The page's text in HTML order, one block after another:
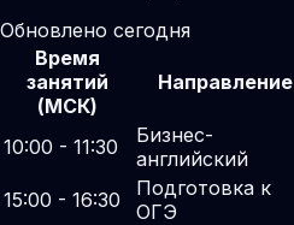
Обновлено сегодня
Время
занятий
(МСК)
Направление
10:00 - 11:30
Бизнес-
английский
15:00 - 16:30
Подготовка к
ОГЭ